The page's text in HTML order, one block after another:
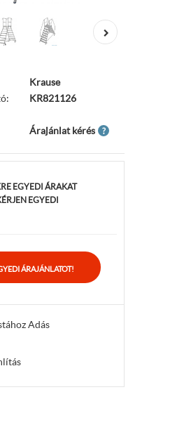
Krause
KR821126
Árajánlat kérés
EGYEDI ÁRAKAT
EGYEDI
Adás